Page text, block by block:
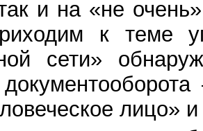
и на «не
к теме
сети»
лицо»